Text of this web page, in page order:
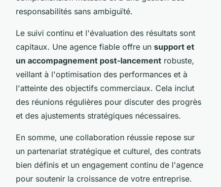
responsabilités sans ambiguïté.
Le suivi continu et l'évaluation des résultats sont
capitaux. Une agence fiable offre un support et
un accompagnement post-lancement robuste,
veillant à l'optimisation des performances et à
l'atteinte des objectifs commerciaux. Cela inclut
des réunions régulières pour discuter des progrès
et des ajustements stratégiques nécessaires.
En somme, une collaboration réussie repose sur
un partenariat stratégique et culturel, des contrats
bien définis et un engagement continu de l'agence
pour soutenir la croissance de votre entreprise.